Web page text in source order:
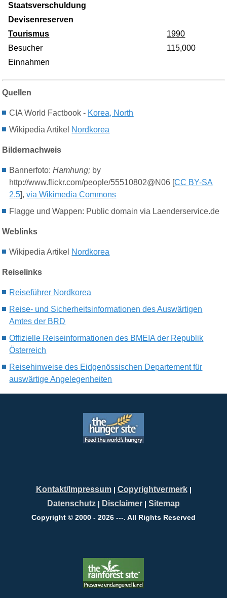
Staatsverschuldung
Devisenreserven
Tourismus
1990
Besucher
115,000
Einnahmen
Quellen
CIA World Factbook - Korea, North
Wikipedia Artikel Nordkorea
Bildernachweis
Bannerfoto: Hamhung; by
http://www.flickr.com/people/55510802@N06 [CC BY-SA
2.5],via Wikimedia Commons
Flagge und Wappen: Public domain via Laenderservice.de
Weblinks
Wikipedia Artikel Nordkorea
Reiselinks
Reiseführer Nordkorea
Reise- und Sicherheitsinformationen des Auswärtigen
Amtes der BRD
Offizielle Reiseinformationen des BMEIA der Republik
Österreich
Reisehinweise des Eidgenössischen Departement für
auswärtige Angelegenheiten
Kontakt/Impressum| Copyrightvermerk|
Datenschutz | Disclaimer | Sitemap
Copyright © 2000 - 2026 ---. All Rights Reserved